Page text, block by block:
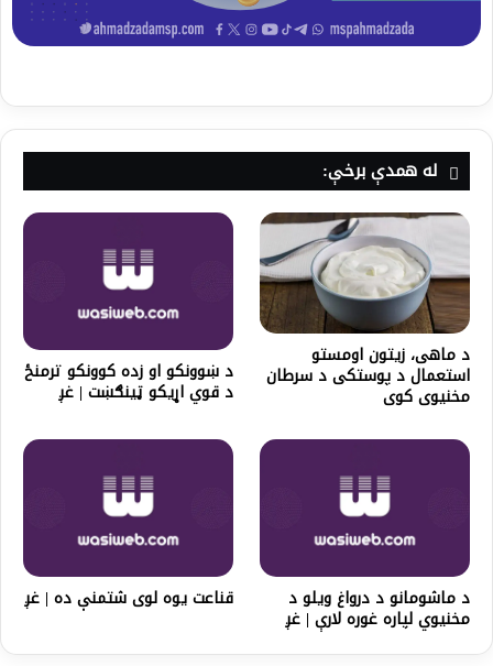
له همدې برخې:
د ماهی، زیتون اومستو
استعمال د پوستکی د سرطان
مخنیوی کوی
د ښوونکو او زده کوونکو ترمنځ
د قوي اړیکو ټینګښت | غږ
د ماشومانو د درواغ ویلو د
مخنیوي لپاره غوره لارې | غږ
قناعت یوه لوی شتمنې ده | غږ